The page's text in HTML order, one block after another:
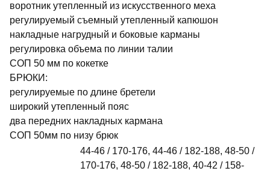
воротник утепленный из искусственного меха
регулируемый съемный утепленный капюшон
накладные нагрудный и боковые карманы
регулировка объема по линии талии
СОП 50 мм по кокетке
БРЮКИ:
регулируемые по длине бретели
широкий утепленный пояс
два передних накладных кармана
СОП 50мм по низу брюк
44-46 / 170-176, 44-46 / 182-188, 48-50 /
170-176, 48-50 / 182-188, 40-42 / 158-